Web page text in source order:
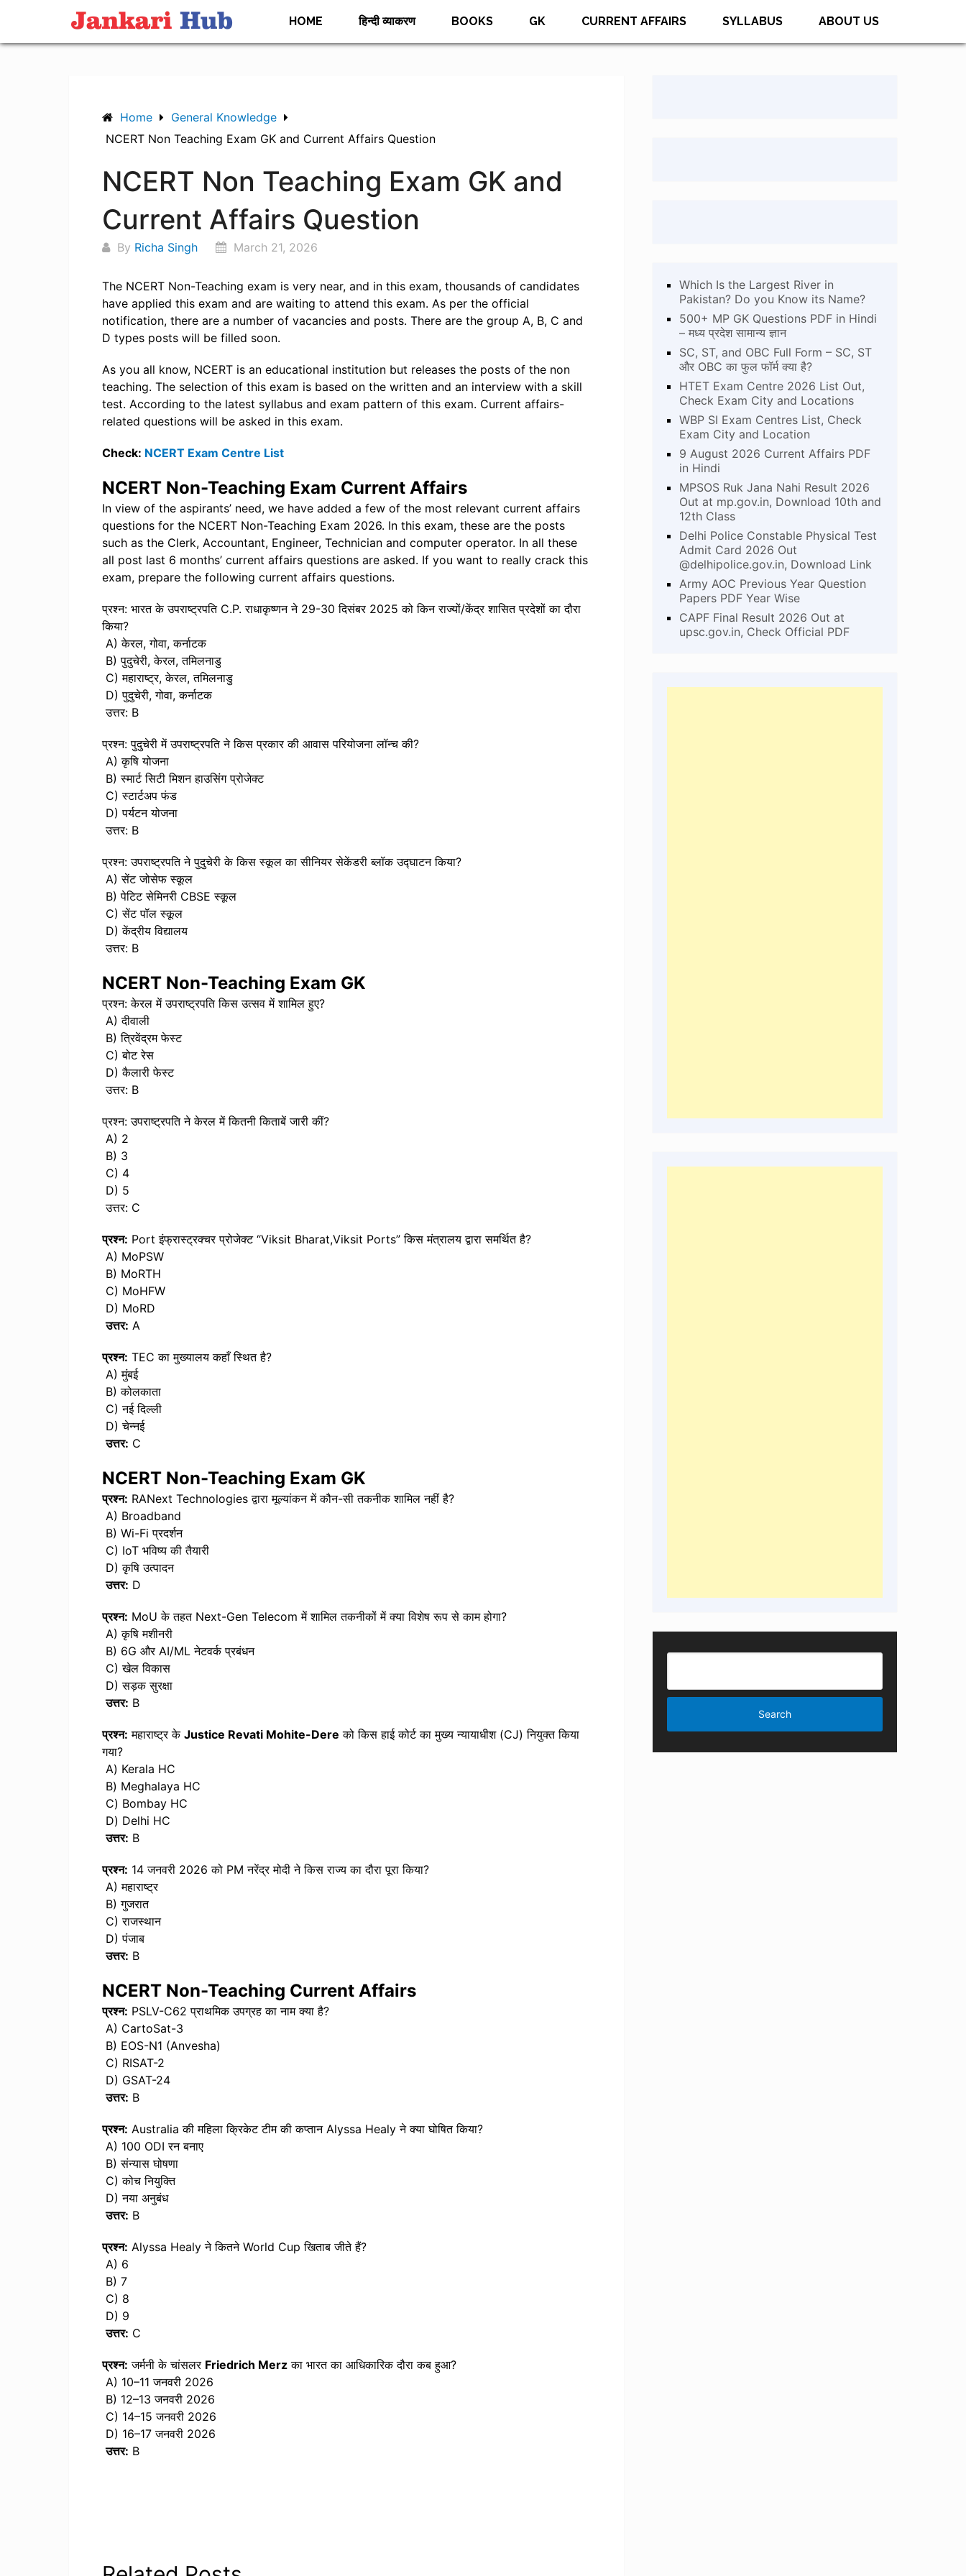
content
HOME हिन्दी व्याकरण BOOKS GK CURRENT AFFAIRS SYLLABUS ABOUT US
Home
General Knowledge
NCERT Non Teaching Exam GK and Current Affairs Question
NCERT Non Teaching Exam GK and
Current Affairs Question
By Richa Singh March 21, 2026
The NCERT Non-Teaching exam is very near, and in this exam, thousands of candidates
have applied this exam and are waiting to attend this exam. As per the official
notification, there are a number of vacancies and posts. There are the group A, B, C and
D types posts will be filled soon.
As you all know, NCERT is an educational institution but releases the posts of the non
teaching. The selection of this exam is based on the written and an interview with a skill
test. According to the latest syllabus and exam pattern of this exam. Current affairs-
related questions will be asked in this exam.
Check: NCERT Exam Centre List
NCERT Non-Teaching Exam Current Affairs
In view of the aspirants’ need, we have added a few of the most relevant current affairs
questions for the NCERT Non-Teaching Exam 2026. In this exam, these are the posts
such as the Clerk, Accountant, Engineer, Technician and computer operator. In all these
all post last 6 months’ current affairs questions are asked. If you want to really crack this
exam, prepare the following current affairs questions.
प्रश्न: भारत के उपराष्ट्रपति C.P. राधाकृष्णन ने 29-30 दिसंबर 2025 को किन राज्यों/केंद्र शासित प्रदेशों का दौरा
किया?
A) केरल, गोवा, कर्नाटक
B) पुदुचेरी, केरल, तमिलनाडु
C) महाराष्ट्र, केरल, तमिलनाडु
D) पुदुचेरी, गोवा, कर्नाटक
उत्तर: B
प्रश्न: पुदुचेरी में उपराष्ट्रपति ने किस प्रकार की आवास परियोजना लॉन्च की?
A) कृषि योजना
B) स्मार्ट सिटी मिशन हाउसिंग प्रोजेक्ट
C) स्टार्टअप फंड
D) पर्यटन योजना
उत्तर: B
प्रश्न: उपराष्ट्रपति ने पुदुचेरी के किस स्कूल का सीनियर सेकेंडरी ब्लॉक उद्घाटन किया?
A) सेंट जोसेफ स्कूल
B) पेटिट सेमिनरी CBSE स्कूल
C) सेंट पॉल स्कूल
D) केंद्रीय विद्यालय
उत्तर: B
NCERT Non-Teaching Exam GK
प्रश्न: केरल में उपराष्ट्रपति किस उत्सव में शामिल हुए?
A) दीवाली
B) त्रिवेंद्रम फेस्ट
C) बोट रेस
D) कैलारी फेस्ट
उत्तर: B
प्रश्न: उपराष्ट्रपति ने केरल में कितनी किताबें जारी कीं?
A) 2
B) 3
C) 4
D) 5
उत्तर: C
प्रश्न: Port इंफ्रास्ट्रक्चर प्रोजेक्ट “Viksit Bharat,Viksit Ports” किस मंत्रालय द्वारा समर्थित है?
A) MoPSW
B) MoRTH
C) MoHFW
D) MoRD
उत्तर: A
प्रश्न: TEC का मुख्यालय कहाँ स्थित है?
A) मुंबई
B) कोलकाता
C) नई दिल्ली
D) चेन्नई
उत्तर: C
NCERT Non-Teaching Exam GK
प्रश्न: RANext Technologies द्वारा मूल्यांकन में कौन-सी तकनीक शामिल नहीं है?
A) Broadband
B) Wi-Fi प्रदर्शन
C) IoT भविष्य की तैयारी
D) कृषि उत्पादन
उत्तर: D
प्रश्न: MoU के तहत Next-Gen Telecom में शामिल तकनीकों में क्या विशेष रूप से काम होगा?
A) कृषि मशीनरी
B) 6G और AI/ML नेटवर्क प्रबंधन
C) खेल विकास
D) सड़क सुरक्षा
उत्तर: B
प्रश्न: महाराष्ट्र के Justice Revati Mohite-Dere को किस हाई कोर्ट का मुख्य न्यायाधीश (CJ) नियुक्त किया
गया?
A) Kerala HC
B) Meghalaya HC
C) Bombay HC
D) Delhi HC
उत्तर: B
प्रश्न: 14 जनवरी 2026 को PM नरेंद्र मोदी ने किस राज्य का दौरा पूरा किया?
A) महाराष्ट्र
B) गुजरात
C) राजस्थान
D) पंजाब
उत्तर: B
NCERT Non-Teaching Current Affairs
प्रश्न: PSLV-C62 प्राथमिक उपग्रह का नाम क्या है?
A) CartoSat-3
B) EOS-N1 (Anvesha)
C) RISAT-2
D) GSAT-24
उत्तर: B
प्रश्न: Australia की महिला क्रिकेट टीम की कप्तान Alyssa Healy ने क्या घोषित किया?
A) 100 ODI रन बनाए
B) संन्यास घोषणा
C) कोच नियुक्ति
D) नया अनुबंध
उत्तर: B
प्रश्न: Alyssa Healy ने कितने World Cup खिताब जीते हैं?
A) 6
B) 7
C) 8
D) 9
उत्तर: C
प्रश्न: जर्मनी के चांसलर Friedrich Merz का भारत का आधिकारिक दौरा कब हुआ?
A) 10–11 जनवरी 2026
B) 12–13 जनवरी 2026
C) 14–15 जनवरी 2026
D) 16–17 जनवरी 2026
उत्तर: B
Which Is the Largest River in
Pakistan? Do you Know its Name?
500+ MP GK Questions PDF in Hindi
– मध्य प्रदेश सामान्य ज्ञान
SC, ST, and OBC Full Form – SC, ST
और OBC का फुल फॉर्म क्या है?
HTET Exam Centre 2026 List Out,
Check Exam City and Locations
WBP SI Exam Centres List, Check
Exam City and Location
9 August 2026 Current Affairs PDF
in Hindi
MPSOS Ruk Jana Nahi Result 2026
Out at mp.gov.in, Download 10th and
12th Class
Delhi Police Constable Physical Test
Admit Card 2026 Out
@delhipolice.gov.in, Download Link
Army AOC Previous Year Question
Papers PDF Year Wise
CAPF Final Result 2026 Out at
upsc.gov.in, Check Official PDF